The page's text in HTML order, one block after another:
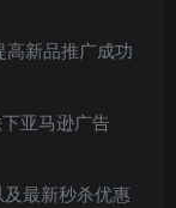
高新品推广成功
亚马逊广告
及最新秒杀优惠